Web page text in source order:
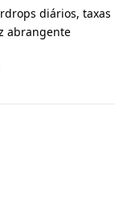
diários, taxas
abrangente